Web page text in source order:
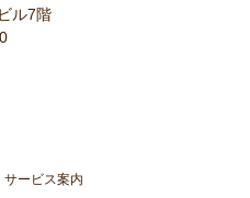
ル7階
サービス案内